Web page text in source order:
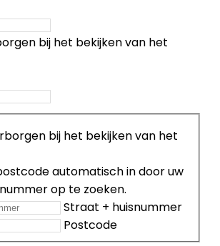
bij het bekijken van het
bij het bekijken van het
automatisch in door uw
op te zoeken.
Straat + huisnummer
Postcode